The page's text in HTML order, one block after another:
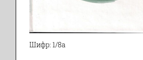
Шифр: 1/8а